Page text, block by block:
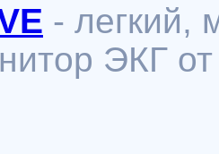
- легкий,
ЭКГ